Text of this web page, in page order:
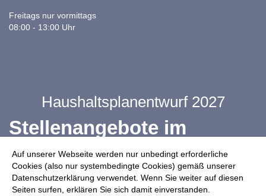
Auf unserer Webseite werden nur unbedingt erforderliche
Cookies (also nur systembedingte Cookies) gemäß unserer
Datenschutzerklärung verwendet. Wenn Sie weiter auf diesen
Seiten surfen, erklären Sie sich damit einverstanden.
Freitags nur vormittags
08:00 - 13:00 Uhr
Haushaltsplanentwurf 2027
Stellenangebote im
Ganztag
Infos zur Drohnennutzung